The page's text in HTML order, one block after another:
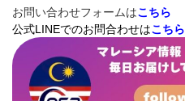
お問い合わせフォームはこちら
公式LINEでのお問合わせはこちら